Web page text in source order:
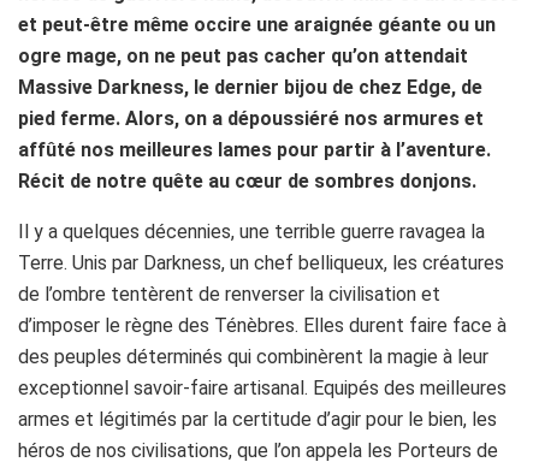
et peut-être même occire une araignée géante ou un
ogre mage, on ne peut pas cacher qu’on attendait
Massive Darkness, le dernier bijou de chez Edge, de
pied ferme. Alors, on a dépoussiéré nos armures et
affûté nos meilleures lames pour partir à l’aventure.
Récit de notre quête au cœur de sombres donjons.
Il y a quelques décennies, une terrible guerre ravagea la
Terre. Unis par Darkness, un chef belliqueux, les créatures
de l’ombre tentèrent de renverser la civilisation et
d’imposer le règne des Ténèbres. Elles durent faire face à
des peuples déterminés qui combinèrent la magie à leur
exceptionnel savoir-faire artisanal. Equipés des meilleures
armes et légitimés par la certitude d’agir pour le bien, les
héros de nos civilisations, que l’on appela les Porteurs de